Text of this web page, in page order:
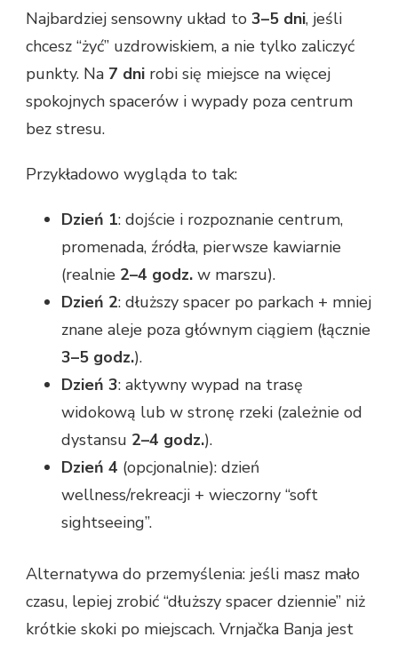
Najbardziej sensowny układ to 3–5 dni, jeśli
chcesz “żyć” uzdrowiskiem, a nie tylko zaliczyć
punkty. Na 7 dni robi się miejsce na więcej
spokojnych spacerów i wypady poza centrum
bez stresu.
Przykładowo wygląda to tak:
Dzień 1: dojście i rozpoznanie centrum,
promenada, źródła, pierwsze kawiarnie
(realnie 2–4 godz. w marszu).
Dzień 2: dłuższy spacer po parkach + mniej
znane aleje poza głównym ciągiem (łącznie
3–5 godz.).
Dzień 3: aktywny wypad na trasę
widokową lub w stronę rzeki (zależnie od
dystansu 2–4 godz.).
Dzień 4 (opcjonalnie): dzień
wellness/rekreacji + wieczorny “soft
sightseeing”.
Alternatywa do przemyślenia: jeśli masz mało
czasu, lepiej zrobić “dłuższy spacer dziennie” niż
krótkie skoki po miejscach. Vrnjačka Banja jest